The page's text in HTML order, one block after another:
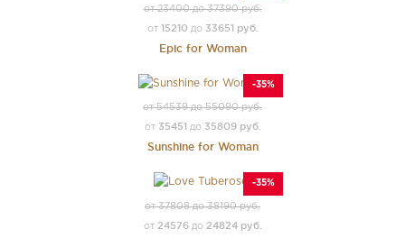
от 23400 до 37390 руб.
от 15210 до 33651 руб.
Epic for Woman
-35%
от 54539 до 55090 руб.
от 35451 до 35809 руб.
Sunshine for Woman
-35%
от 37808 до 38190 руб.
от 24576до 24824 руб.